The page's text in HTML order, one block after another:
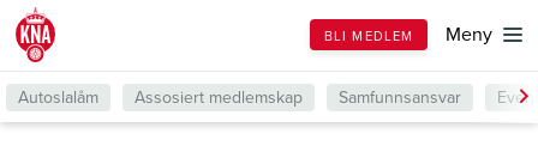
Till
forsiden
BLI MEDLEM Meny
Autoslalåm Assosiert medlemskap Samfunnsansvar